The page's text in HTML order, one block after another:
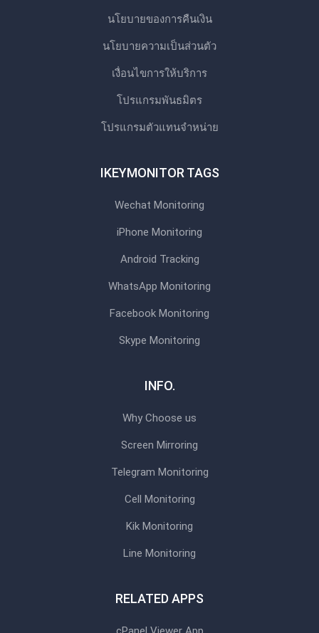
นโยบายของการคืนเงิน
นโยบายความเป็นส่วนตัว
เงื่อนไขการให้บริการ
โปรแกรมพันธมิตร
โปรแกรมตัวแทนจําหน่าย
IKEYMONITOR TAGS
Wechat Monitoring
iPhone Monitoring
Android Tracking
WhatsApp Monitoring
Facebook Monitoring
Skype Monitoring
INFO.
Why Choose us
Screen Mirroring
Telegram Monitoring
Cell Monitoring
Kik Monitoring
Line Monitoring
RELATED APPS